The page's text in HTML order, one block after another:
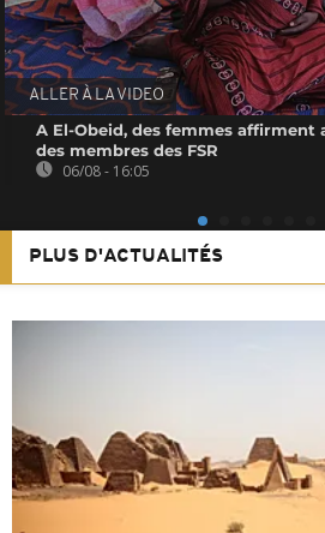
ALLER À LA VIDEO
A El-Obeid, des femmes affirment
des membres des FSR
06/08 - 16:05
PLUS D'ACTUALITÉS